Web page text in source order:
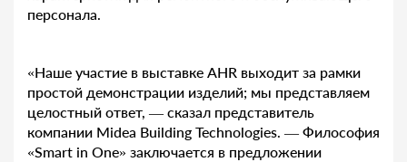
персонала.
«Наше участие в выставке AHR выходит за рамки
простой демонстрации изделий; мы представляем
целостный ответ, — сказал представитель
компании Midea Building Technologies. — Философия
«Smart in One» заключается в предложении